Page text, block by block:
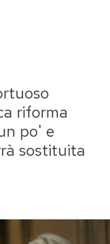
riforma
po' e
sostituita